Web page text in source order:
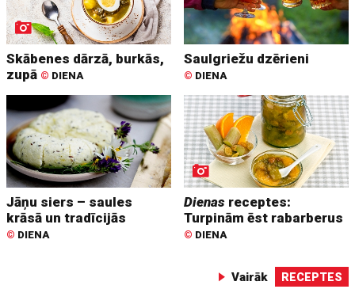
Skābenes dārzā, burkās,
zupā © DIENA
Saulgriežu dzērieni
© DIENA
Jāņu siers – saules
krāsā un tradīcijās
© DIENA
Dienas receptes:
Turpinām ēst rabarberus
© DIENA
Vairāk RECEPTES